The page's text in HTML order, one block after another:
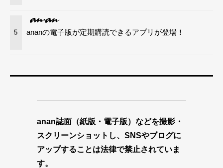
5 ananの電子版が定期購読できるアプリが登場！
anan誌面（紙版・電子版）などを撮影・
スクリーンショットし、SNSやブログに
アップすることは法律で禁止されていま
す。